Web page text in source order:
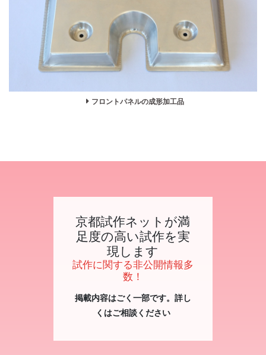
フロントパネルの成形加工品
京都試作ネットが満
足度の高い試作を実
現します
試作に関する非公開情報多
数！
掲載内容はごく一部です。詳し
くはご相談ください